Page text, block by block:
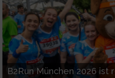
B2Run München 2026